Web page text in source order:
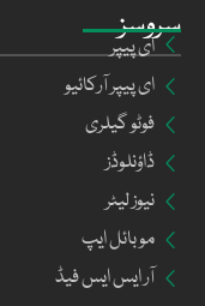
سروسز
ای پیپر
ای پیپر آرکائیو
فوٹو گیلری
ڈاؤنلوڈز
نیوز لیٹر
موبائل ایپ
آر ایس ایس فیڈ